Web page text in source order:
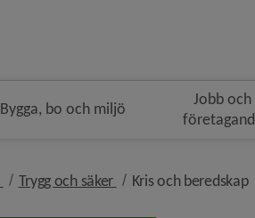
Bygga, bo och miljö
Jobb och
nivå i brödsmulenavigeringen
Trygg och säker nivå i
Kris och beredskap